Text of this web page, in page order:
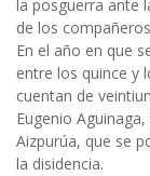
la posguerra ante
de los
En el año en que
entre los quince y
cuentan de
Eugenio
Aizpurúa, que se
la disidencia.